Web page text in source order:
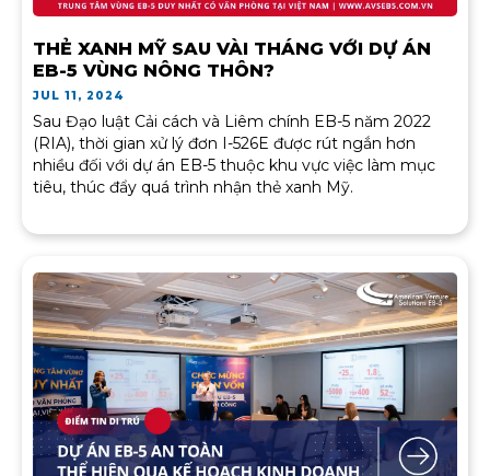
THẺ XANH MỸ SAU VÀI THÁNG VỚI DỰ ÁN
EB-5 VÙNG NÔNG THÔN?
JUL 11, 2024
Sau Đạo luật Cải cách và Liêm chính EB-5 năm 2022
(RIA), thời gian xử lý đơn I-526E được rút ngắn hơn
nhiều đối với dự án EB-5 thuộc khu vực việc làm mục
tiêu, thúc đẩy quá trình nhận thẻ xanh Mỹ.